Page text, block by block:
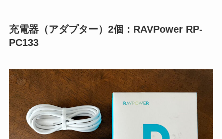
充電器（アダプター）2個：RAVPower RP-
PC133